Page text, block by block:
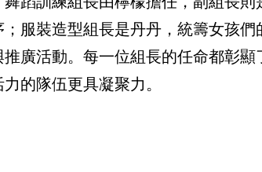
；服裝造型組長是丹丹，統籌女孩
推廣活動。每一位組長的任命都彰
的隊伍更具凝聚力。